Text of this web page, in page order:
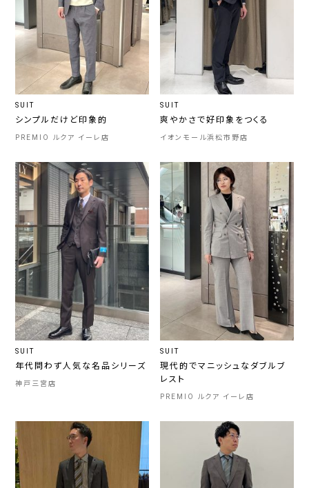
SUIT
シンプルだけど印象的
PREMIO ルクア イーレ店
SUIT
爽やかさで好印象をつくる
イオンモール浜松市野店
SUIT
年代問わず人気な名品シリーズ
神戸三宮店
SUIT
現代的でマニッシュなダブルブ
レスト
PREMIO ルクア イーレ店